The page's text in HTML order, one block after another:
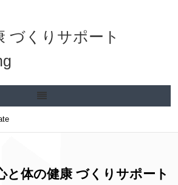
づくりサポート
と体の健康 づくりサポート